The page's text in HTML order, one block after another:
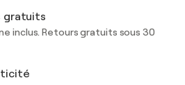
gratuits
inclus. Retours gratuits sous 30